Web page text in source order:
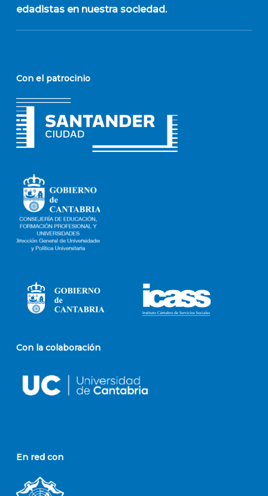
edadistas en nuestra sociedad.
Con el patrocinio
Con la colaboración
En red con